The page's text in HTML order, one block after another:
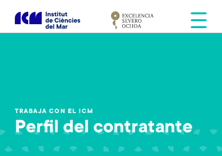
i
c
TRABAJA CON EL ICM
Perfil del contratante